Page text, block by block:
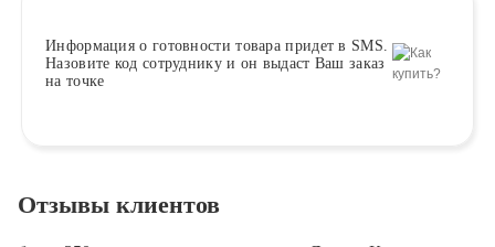
Информация о готовности товара придет в SMS.
Назовите код сотруднику и он выдаст Ваш заказ
на точке
Отзывы клиентов